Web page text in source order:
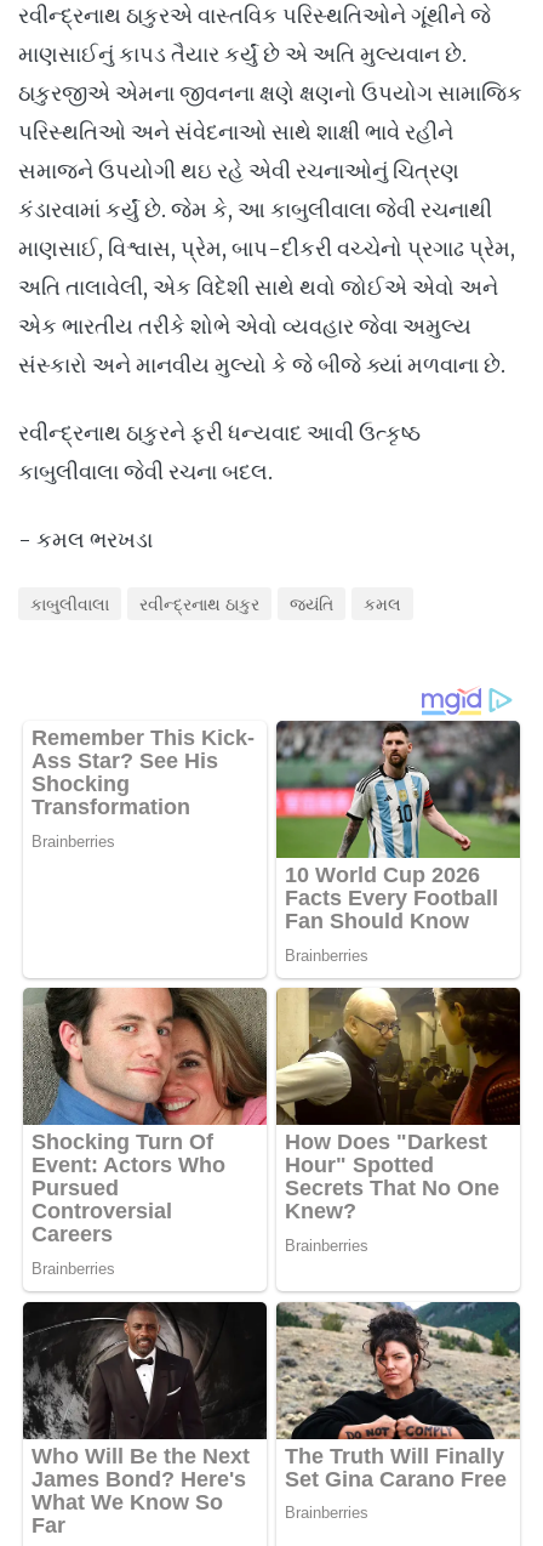
રવીન્દ્રનાથ ઠાકુરએ વાસ્તવિક પરિસ્થતિઓને ગૂંથીને જે
માણસાઈનું કાપડ તૈયાર કર્યું છે એ અતિ મુલ્યવાન છે.
ઠાકુરજીએ એમના જીવનના ક્ષણે ક્ષણનો ઉપયોગ સામાજિક
પરિસ્થતિઓ અને સંવેદનાઓ સાથે શાક્ષી ભાવે રહીને
સમાજને ઉપયોગી થઇ રહે એવી રચનાઓનું ચિત્રણ
કંડારવામાં કર્યું છે. જેમ કે, આ કાબુલીવાલા જેવી રચનાથી
માણસાઈ, વિશ્વાસ, પ્રેમ, બાપ-દીકરી વચ્ચેનો પ્રગાઢ પ્રેમ,
અતિ તાલાવેલી, એક વિદેશી સાથે થવો જોઈએ એવો અને
એક ભારતીય તરીકે શોભે એવો વ્યવહાર જેવા અમુલ્ય
સંસ્કારો અને માનવીય મુલ્યો કે જે બીજે ક્યાં મળવાના છે.
રવીન્દ્રનાથ ઠાકુરને ફરી ધન્યવાદ આવી ઉત્કૃષ્ઠ
કાબુલીવાલા જેવી રચના બદલ.
- કમલ ભરખડા
કાબુલીવાલા રવીન્દ્રનાથ ઠાકુર જયંતિ કમલ